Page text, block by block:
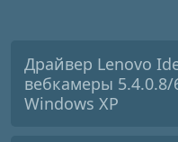
Драйвер Lenovo
вебкамеры 5.4.0.8/
Windows XP